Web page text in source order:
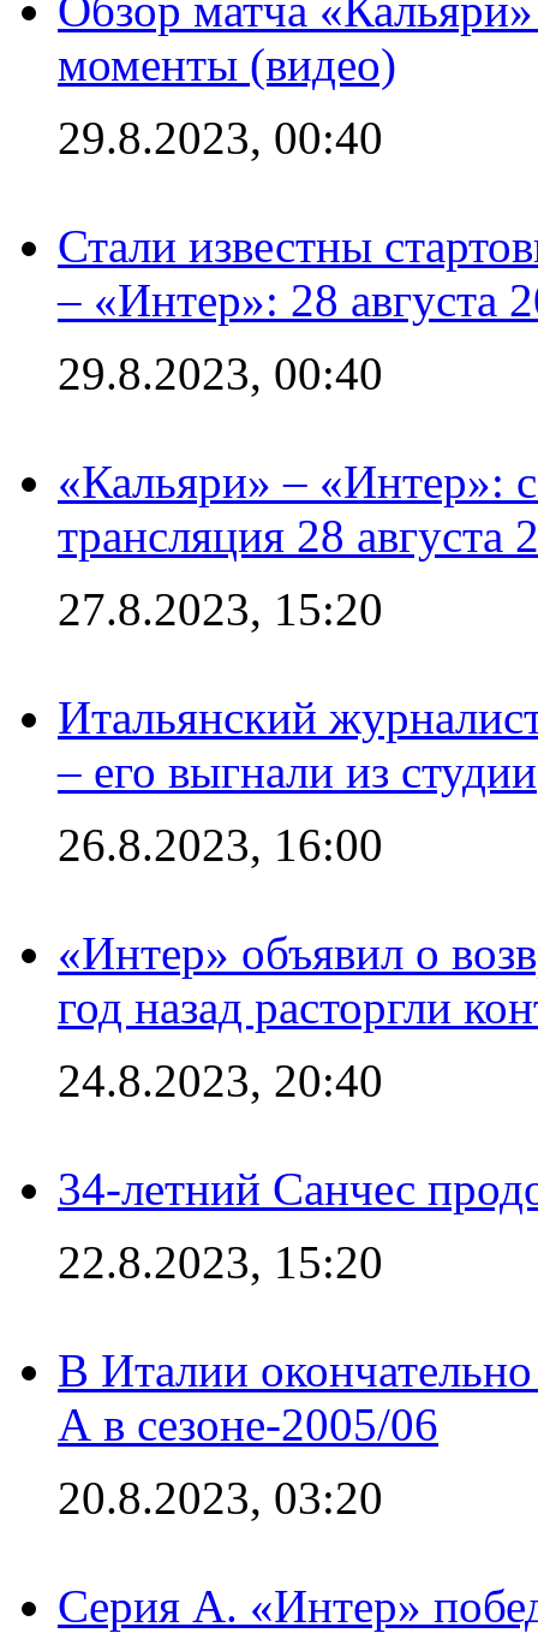
моменты (видео)
29.8.2023, 00:40
Стали известны
– «Интер»: 28 августа
29.8.2023, 00:40
«Кальяри» – «Интер»:
трансляция 28 августа
27.8.2023, 15:20
Итальянский
– его выгнали из студии
26.8.2023, 16:00
«Интер» объявил о
год назад расторгли
24.8.2023, 20:40
34-летний Санчес
22.8.2023, 15:20
В Италии
А в сезоне-2005/06
20.8.2023, 03:20
Серия А. «Интер»